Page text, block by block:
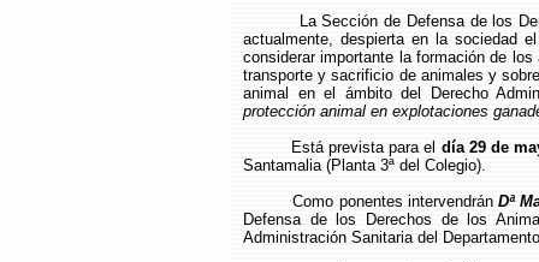
La Sección de Defensa de los
actualmente, despierta en la sociedad
considerar importante la formación de
transporte y sacrificio de animales y
animal en el ámbito del Derecho
protección animal en explotaciones
Está prevista para el día 29 de
Santamalia (Planta 3ª del Colegio).
Como ponentes intervendrán Dª
Defensa de los Derechos de los
Administración Sanitaria del